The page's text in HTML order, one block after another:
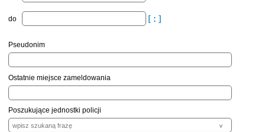
do
Pseudonim
Ostatnie miejsce zameldowania
Poszukujące jednostki policji